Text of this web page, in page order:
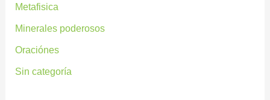
Metafisica
Minerales poderosos
Oraciónes
Sin categoría